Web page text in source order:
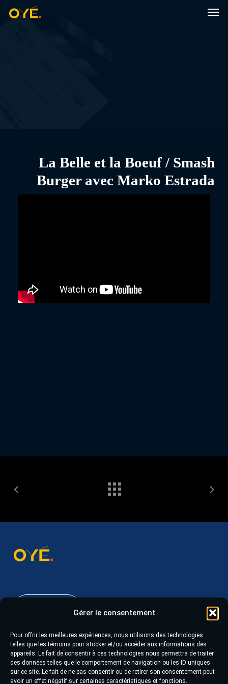
Gérer le consentement
Pour offrir les meilleures expériences, nous utilisons des technologies
telles que les témoins pour stocker et/ou accéder aux informations des
appareils. Le fait de consentir à ces technologies nous permettra de traiter
des données telles que le comportement de navigation ou les ID uniques
sur ce site. Le fait de ne pas consentir ou de retirer son consentement peut
avoir un effet négatif sur certaines caractéristiques et fonctions.
Skip
La Belle et la Boeuf / Smash
Burger avec Marko Estrada
628, boulevard du Saguenay Ouest, suite 105
Chicoutimi (Québec) G7J 1H4